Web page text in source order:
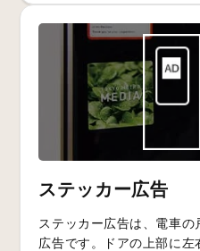
ステッカー広告
ステッカー広告は、電車
広告です。ドアの上部に左